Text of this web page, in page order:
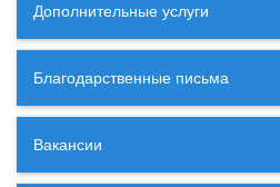
Дополнительные услуги
Благодарственные письма
Вакансии